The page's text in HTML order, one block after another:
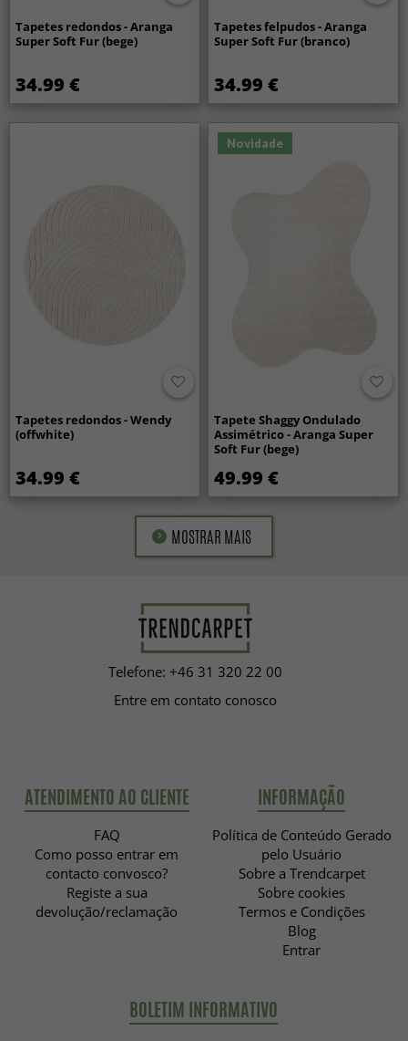
Tapetes redondos - Aranga
Super Soft Fur (bege)
34.99 €
Tapetes felpudos - Aranga
Super Soft Fur (branco)
34.99 €
Tapetes redondos - Wendy
(offwhite)
34.99 €
Novidade
Tapete Shaggy Ondulado
Assimétrico - Aranga Super
Soft Fur (bege)
49.99 €
MOSTRAR MAIS
Telefone: +46 31 320 22 00
Entre em contato conosco
ATENDIMENTO AO CLIENTE
FAQ
Como posso entrar em
contacto convosco?
Registe a sua
devolução/reclamação
INFORMAÇÃO
Política de Conteúdo Gerado
pelo Usuário
Sobre a Trendcarpet
Sobre cookies
Termos e Condições
Blog
Entrar
BOLETIM INFORMATIVO